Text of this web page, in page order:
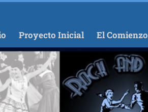
Proyecto Inicial El Comienzo